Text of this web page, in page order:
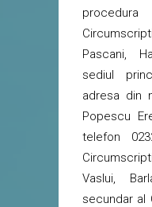
procedura
Pascani,
sediul
adresa din
Popescu
telefon
Vaslui,
secundar al